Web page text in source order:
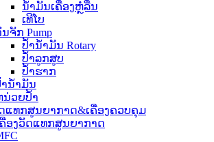
ນໍ້າມັນເຄື່ອງຫຼໍ່ລື່ນ
ເທີໂບ
ຈັກ Pump
ປ້ຳນ້ຳມັນ Rotary
ປ້ຳລູກສູບ
ປ້ຳຮາກ
ນໍ້າມັນ
ນ່ວຍປ້ຳ
ແທກສູນຍາກາດ&ເຄື່ອງຄວບຄຸມ
ຄື່ອງວັດແທກສູນຍາກາດ